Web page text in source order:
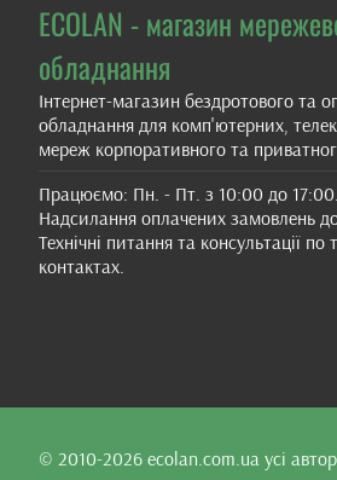
ECOLAN - магазин
обладнання
Інтернет-магазин бездротового та
обладнання для комп'ютерних,
мереж корпоративного та
Працюємо: Пн. - Пт. з 10:00 до 17:00.
Надсилання оплачених замовлень
Технічні питання та консультації по
контактах.
© 2010-2026 ecolan.com.ua усі